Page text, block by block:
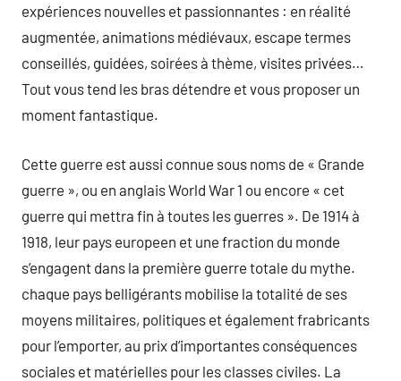
expériences nouvelles et passionnantes : en réalité
augmentée, animations médiévaux, escape termes
conseillés, guidées, soirées à thème, visites privées…
Tout vous tend les bras détendre et vous proposer un
moment fantastique.
Cette guerre est aussi connue sous noms de « Grande
guerre », ou en anglais World War 1 ou encore « cet
guerre qui mettra fin à toutes les guerres ». De 1914 à
1918, leur pays europeen et une fraction du monde
s’engagent dans la première guerre totale du mythe.
chaque pays belligérants mobilise la totalité de ses
moyens militaires, politiques et également frabricants
pour l’emporter, au prix d’importantes conséquences
sociales et matérielles pour les classes civiles. La